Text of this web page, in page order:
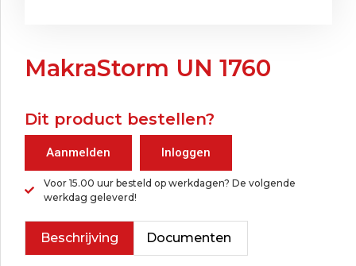
MakraStorm UN 1760
Dit product bestellen?
Aanmelden Inloggen
Voor 15.00 uur besteld op werkdagen? De volgende
werkdag geleverd!
Beschrijving Documenten